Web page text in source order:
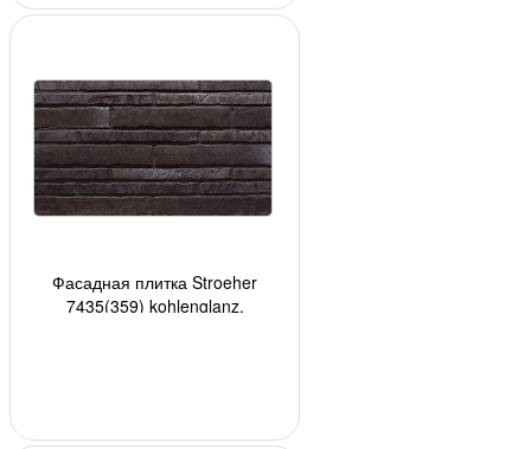
Фасадная плитка Stroeher
7435(359) kohlenglanz,